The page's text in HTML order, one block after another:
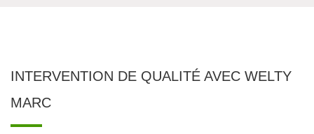
INTERVENTION DE QUALITÉ AVEC WELTY
MARC